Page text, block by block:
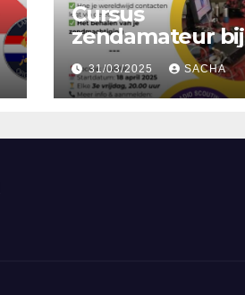
Cursus
zendamateur bij
PI4SBR
31/03/2025 SACHA